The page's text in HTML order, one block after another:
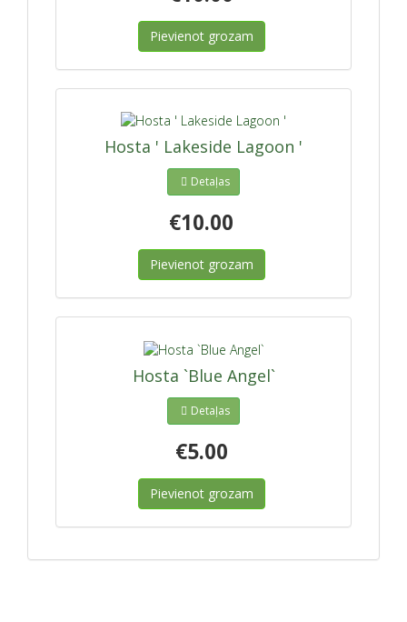
Pievienot grozam
Hosta ' Lakeside Lagoon '
Detaļas
€10.00
Pievienot grozam
Hosta `Blue Angel`
Detaļas
€5.00
Pievienot grozam